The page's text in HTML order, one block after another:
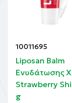
10011695
Liposan Balm
Ενυδάτωσης
Strawberry
g